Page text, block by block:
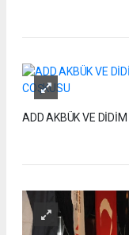
ADD AKBÜK VE